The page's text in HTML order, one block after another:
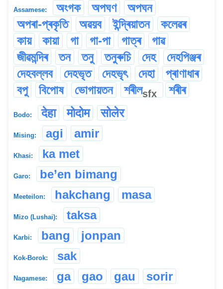
Assamese: অংগক অপঘণ
অপঘন
অপৰা-প্ৰকৃতি
অৱয়ব ইন্দ্ৰিয়াতন
কলেৱৰ
কায়
কায়া গা গা-পা গাত্ৰ
গাৱ
জীৱমন্দিৰ
তন তনু তনুৰুচি দেহ
দেহপিঞ্জৰ
দেহবল্লব
দেহভৃত দেহভৃৎ দেহা
প্ৰাণাধাৰ
বপু
বিপোষ ভোগায়তন শৰীলsfx শৰীৰ
Bodo: देहा मोदोम सोलेर
Mising: agi amir
Khasi: ka met
Garo: be’en bimang
Meeteilon: hakchang masa
Mizo (Lushai): taksa
Karbi: bang jonpan
Kok-Borok: sak
Nagamese: ga gao gau sorir